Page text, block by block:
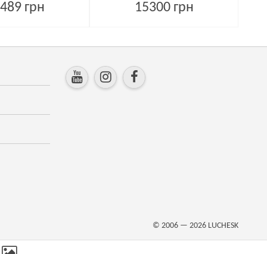
грн 15300 грн
© 2006 — 2026 LUCHESK